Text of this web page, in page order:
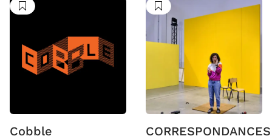
Suivre
Cobble
Suivre
CORRESPONDANCES